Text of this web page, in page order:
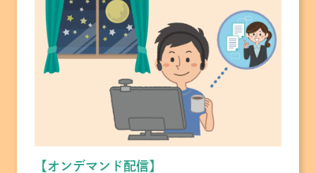
【オンデマンド配信】